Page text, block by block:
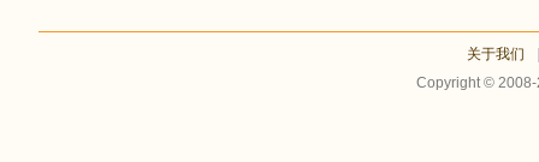
关于我们
Copyright ©